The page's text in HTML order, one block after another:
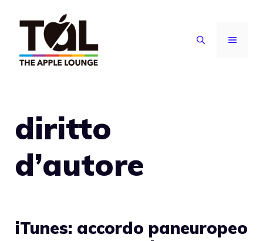
contenuto
MENU
diritto
d’autore
iTunes: accordo paneuropeo